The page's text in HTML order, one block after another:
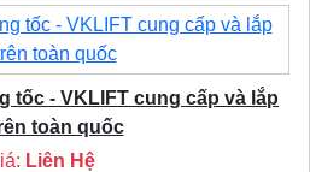
tốc - VKLIFT cung cấp và lắp
toàn quốc
Liên Hệ